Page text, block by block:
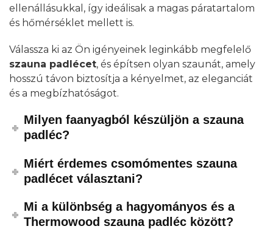
ellenállásukkal, így ideálisak a magas páratartalom
és hőmérséklet mellett is.
Válassza ki az Ön igényeinek leginkább megfelelő
szauna padlécet, és építsen olyan szaunát, amely
hosszú távon biztosítja a kényelmet, az eleganciát
és a megbízhatóságot.
Milyen faanyagból készüljön a szauna
padléc?
Miért érdemes csomómentes szauna
padlécet választani?
Mi a különbség a hagyományos és a
Thermowood szauna padléc között?